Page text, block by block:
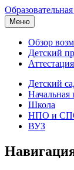
Меню
Обзор
Детский
Детский
Начальная
Школа
НПО и
ВУЗ